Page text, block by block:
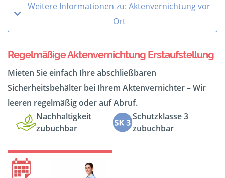
Weitere Informationen zu: Aktenvernichtung vor
Ort
Regelmäßige Aktenvernichtung Erstaufstellung
Mieten Sie einfach Ihre abschließbaren
Sicherheitsbehälter bei Ihrem Aktenvernichter – Wir
leeren regelmäßig oder auf Abruf.
Nachhaltigkeit
zubuchbar
Schutzklasse 3
zubuchbar